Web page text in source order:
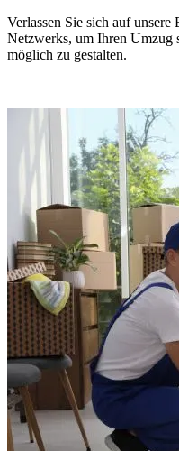
Verlassen Sie sich auf
Netzwerks, um Ihren Umzug
möglich zu gestalten.